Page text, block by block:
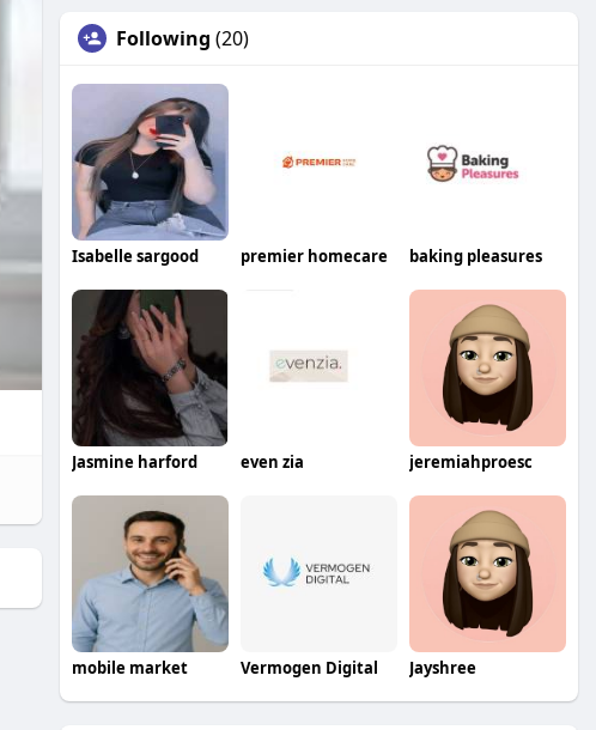
Following (20)
Isabelle sargood premier homecare baking pleasures
Jasmine harford even zia jeremiahproesc
mobile market Vermogen Digital Jayshree